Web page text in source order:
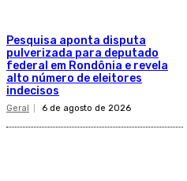
Pesquisa aponta disputa
pulverizada para deputado
federal em Rondônia e revela
alto número de eleitores
indecisos
Geral 6 de agosto de 2026